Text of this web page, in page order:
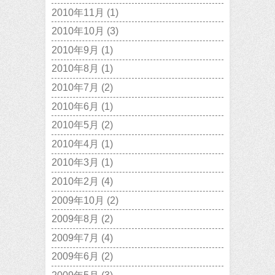
2010年11月 (1)
2010年10月 (3)
2010年9月 (1)
2010年8月 (1)
2010年7月 (2)
2010年6月 (1)
2010年5月 (2)
2010年4月 (1)
2010年3月 (1)
2010年2月 (4)
2009年10月 (2)
2009年8月 (2)
2009年7月 (4)
2009年6月 (2)